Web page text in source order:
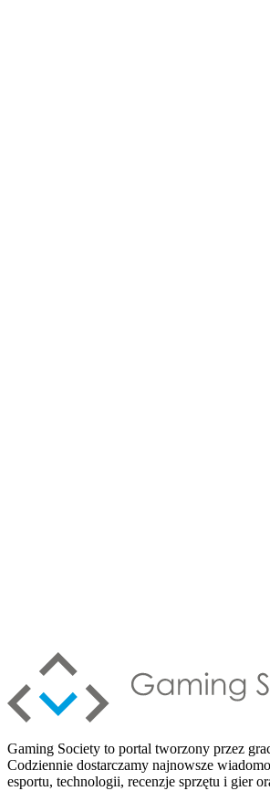
Gaming Society to portal tworzony przez
Codziennie dostarczamy najnowsze
esportu, technologii, recenzje sprzętu i gier